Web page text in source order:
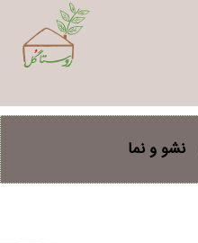
نشو و نما